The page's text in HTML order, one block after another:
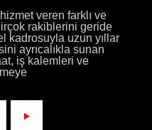
veren farklı ve
rakiblerini geride
kadrosuyla uzun yıllar
ayrıcalıkla sunan
iş kalemleri ve